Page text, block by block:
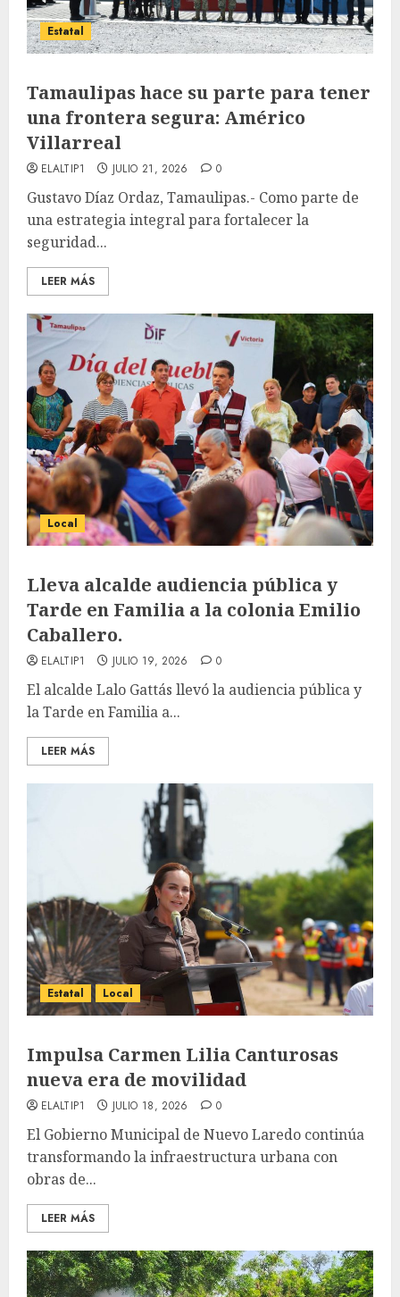
Estatal
Tamaulipas hace su parte para tener
una frontera segura: Américo
Villarreal
ELALTIP1 JULIO 21, 2026 0
Gustavo Díaz Ordaz, Tamaulipas.- Como parte de
una estrategia integral para fortalecer la
seguridad...
LEER MÁS
Local
Lleva alcalde audiencia pública y
Tarde en Familia a la colonia Emilio
Caballero.
ELALTIP1 JULIO 19, 2026 0
El alcalde Lalo Gattás llevó la audiencia pública y
la Tarde en Familia a...
LEER MÁS
Estatal Local
Impulsa Carmen Lilia Canturosas
nueva era de movilidad
ELALTIP1 JULIO 18, 2026 0
El Gobierno Municipal de Nuevo Laredo continúa
transformando la infraestructura urbana con
obras de...
LEER MÁS